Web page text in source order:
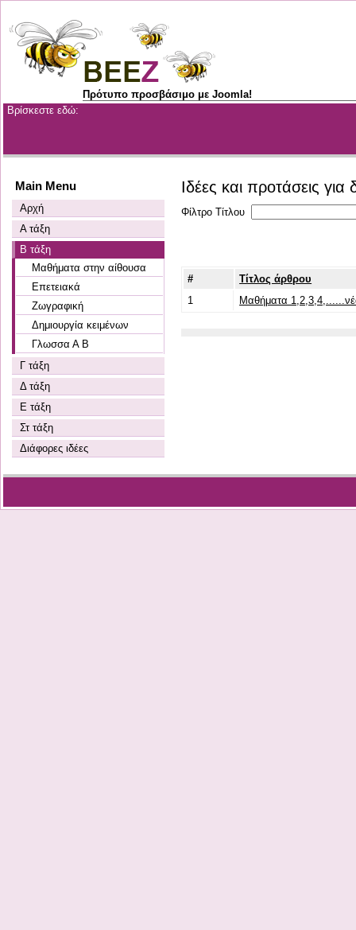
Πρότυπο προσβάσιμο με Joomla!
Βρίσκεστε εδώ:
Main Menu
Αρχή
Α τάξη
Β τάξη
Μαθήματα στην αίθουσα
Επετειακά
Ζωγραφική
Δημιουργία κειμένων
Γλωσσα Α Β
Γ τάξη
Δ τάξη
Ε τάξη
Στ τάξη
Διάφορες ιδέες
Ιδέες και προτάσεις για
Φίλτρο Τίτλου
#
Τίτλος άρθρου
1
Μαθήματα